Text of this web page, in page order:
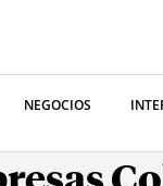
NEGOCIOS